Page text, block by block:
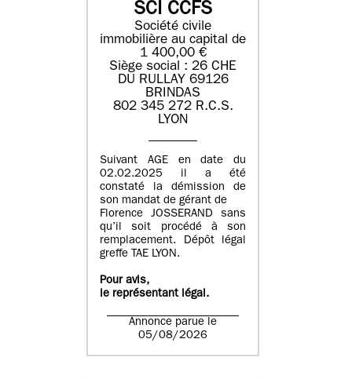
SCI CCFS
Société civile
immobilière au capital de
1 400,00 €
Siège social : 26 CHE
DU RULLAY 69126
BRINDAS
802 345 272 R.C.S.
LYON
Suivant AGE en date du
02.02.2025 il a été
constaté la démission de
son mandat de gérant de
Florence JOSSERAND sans
qu’il soit procédé à son
remplacement. Dépôt légal
greffe TAE LYON.
Pour avis,
le représentant légal.
Annonce parue le
05/08/2026